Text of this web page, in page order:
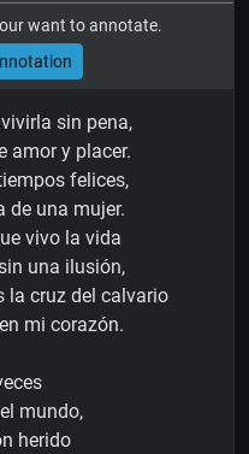
want to annotate.
sin pena,
amor y placer.
felices,
de una mujer.
vivo la vida
una ilusión,
la cruz del calvario
mi corazón.
mundo,
herido